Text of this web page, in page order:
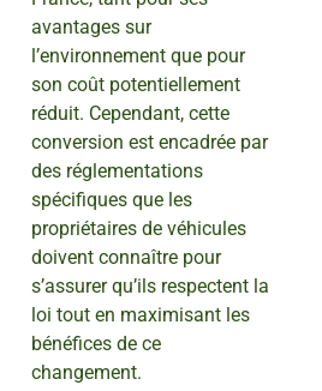
avantages sur
l’environnement que pour
son coût potentiellement
réduit. Cependant, cette
conversion est encadrée par
des réglementations
spécifiques que les
propriétaires de véhicules
doivent connaître pour
s’assurer qu’ils respectent la
loi tout en maximisant les
bénéfices de ce
changement.